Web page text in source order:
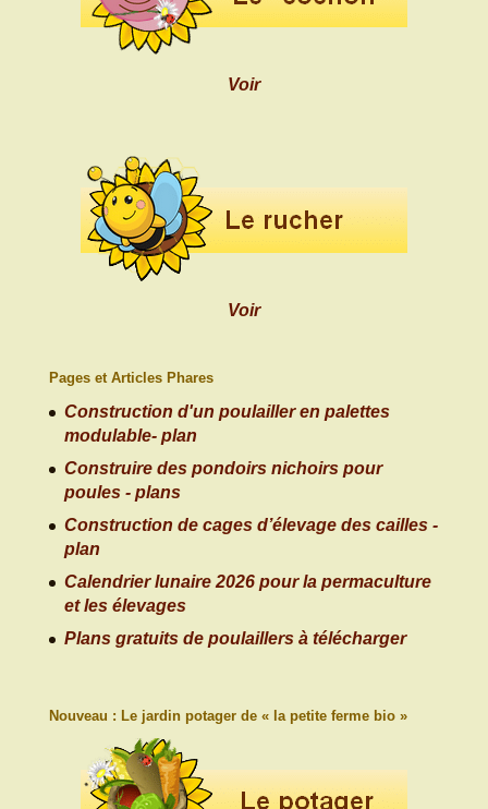
Voir
Voir
Pages et Articles Phares
Construction d'un poulailler en palettes
modulable- plan
Construire des pondoirs nichoirs pour
poules - plans
Construction de cages d’élevage des cailles -
plan
Calendrier lunaire 2026 pour la permaculture
et les élevages
Plans gratuits de poulaillers à télécharger
Nouveau : Le jardin potager de « la petite ferme bio »